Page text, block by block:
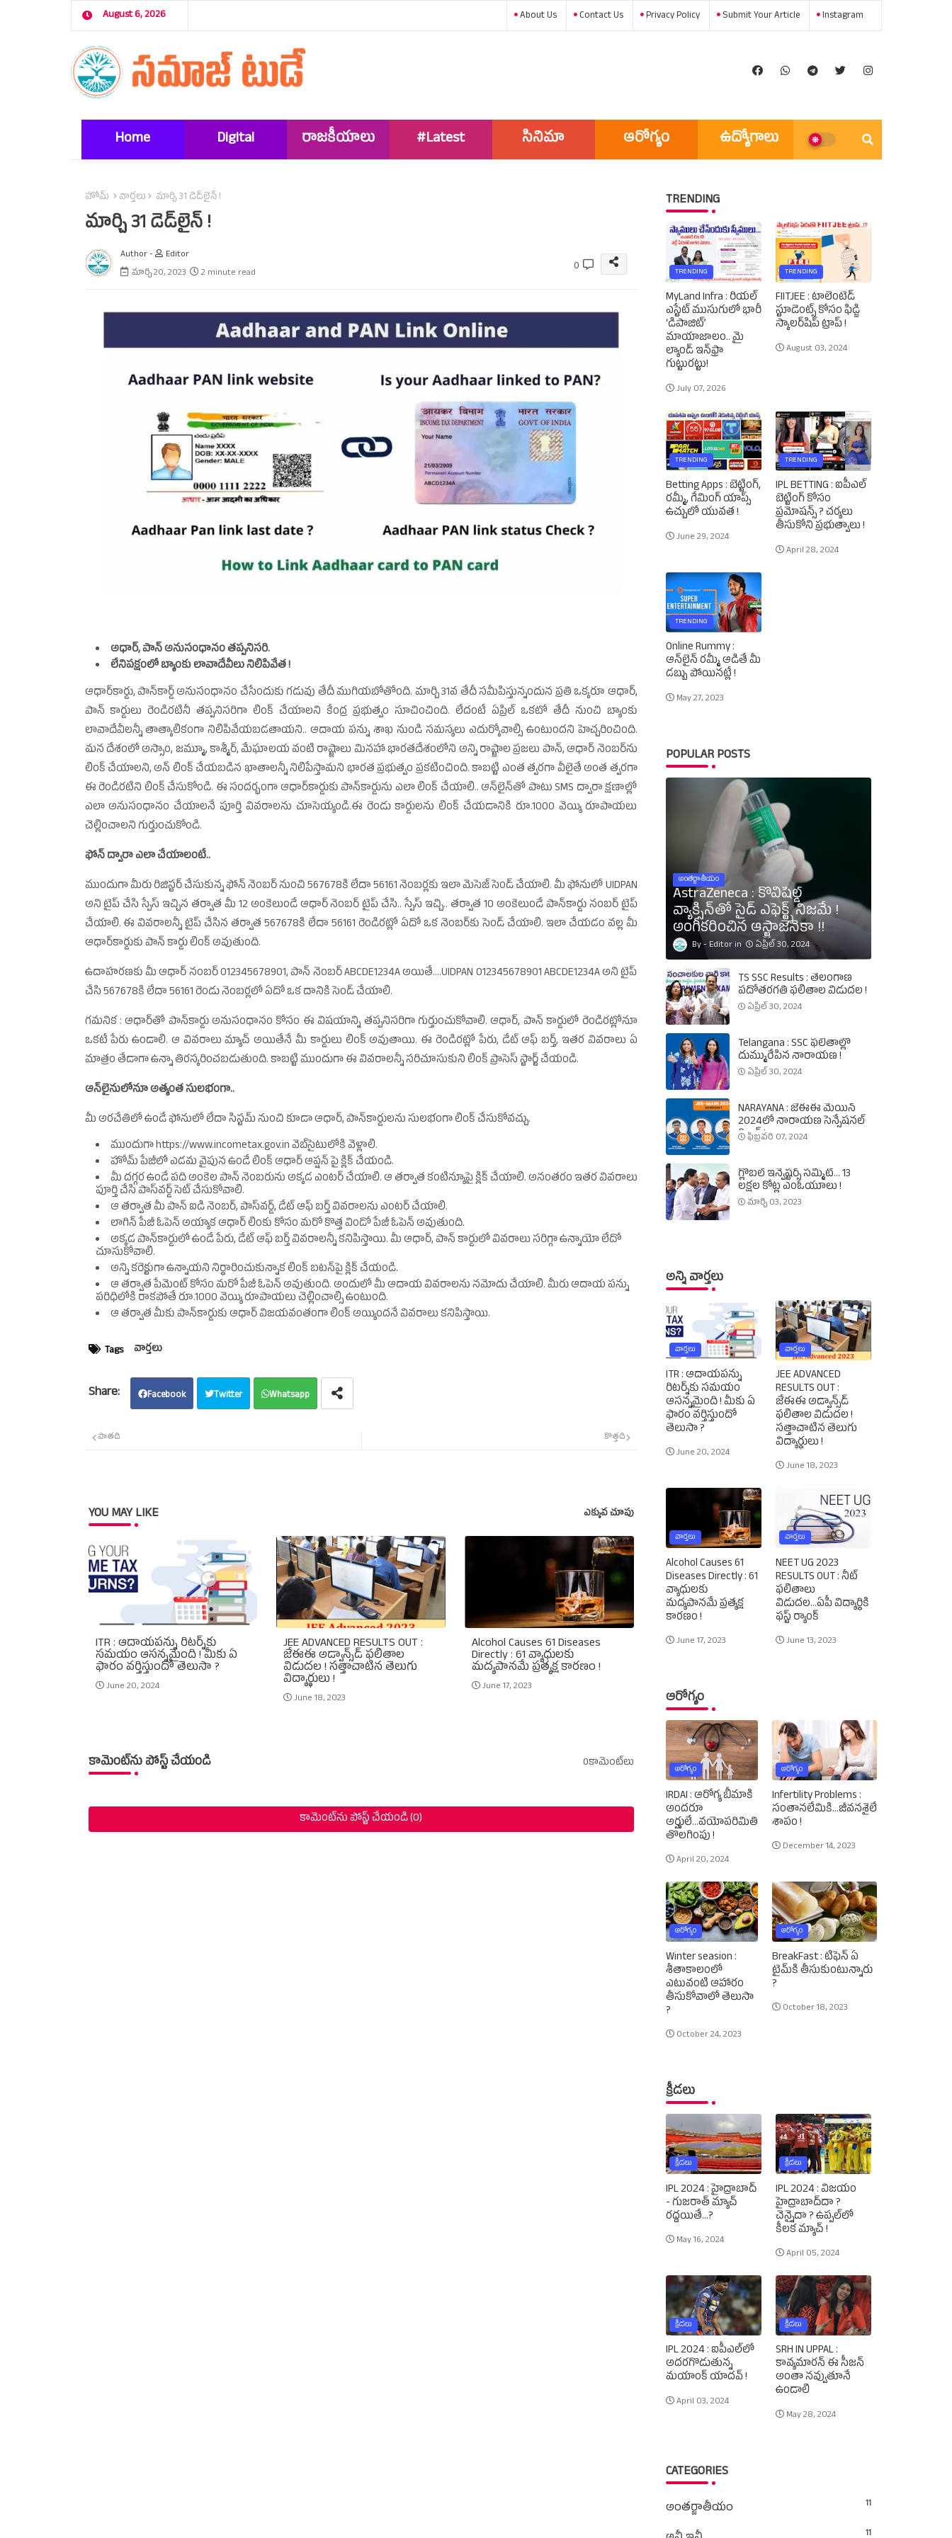
August 6, 2026 About Us Contact Us Privacy Policy Submit Your Article Instagram
Home
Digital
రాజకీయాలు
#Latest
సినిమా ఆరోగ్యం ఉద్యోగాలు అన్ని వార్తలు
హోమ్ వార్తలు మార్చి 31 డెడ్‌లైన్‌ !
మార్చి 31 డెడ్‌లైన్‌ !
Author -
Editor
మార్చి 20, 2023
2 minute read 0
అధార్‌, పాన్‌ అనుసంధానం తప్పనిసరి.
లేనిపక్షంలో బ్యాంకు లావాదేవీలు నిలిపివేత !
ఆధార్‌కార్డు, పాన్‌కార్డ్‌ అనుసంధానం చేసేందుకు గడువు తేదీ ముగియబోతోంది. మార్చి 31వ తేదీ సమీపిస్తున్నందున ప్రతి ఒక్కరూ ఆధార్‌,
పాన్‌ కార్డులు రెండిరటినీ తప్పనిసరిగా లింక్‌ చేయాలని కేంద్ర ప్రభుత్వం సూచించింది. లేదంటే ఏప్రిల్‌ ఒకటో తేదీ నుంచి బ్యాంకు
లావాదేవీలన్నీ తాత్కాలికంగా నిలిపివేయబడతాయని.. ఆదాయ పన్ను శాఖ నుండి సమస్యలు ఎదుర్కోవాల్సి ఉంటుందని హెచ్చరించింది.
మన దేశంలో అస్సాం, జమ్మూ, కాశ్మీర్‌, మేఘాలయ వంటి రాష్ట్రాలు మినహా భారతదేశంలోని అన్ని రాష్ట్రాల ప్రజలు పాన్‌, ఆధార్‌ నెంబర్‌ను
లింక్‌ చేయాలని, అన్‌ లింక్‌ చేయబడిన ఖాతాలన్నీ నిలిపేస్తామని భారత ప్రభుత్వం ప్రకటించింది. కాబట్టి ఎంత త్వరగా వీలైతే అంత త్వరగా
ఈ రెండిరటిని లింక్‌ చేసుకోండి. ఈ సందర్భంగా ఆధార్‌కార్డుకు పాన్‌కార్డును ఎలా లింక్‌ చేయాలి.. ఆన్‌లైన్‌తో పాటు SMS ద్వారా క్షణాల్లో
ఎలా అనుసంధానం చేయాలనే పూర్తి వివరాలను చూసెయ్యండి.ఈ రెండు కార్డులను లింక్‌ చేయడానికి రూ.1000 వెయ్యి రూపాయలు
చెల్లించాలని గుర్తుంచుకోండి.
ఫోన్‌ ద్వారా ఎలా చేయాలంటే..
ముందుగా మీరు రిజిస్టర్‌ చేసుకున్న ఫోన్‌ నెంబర్‌ నుంచి 567678కి లేదా 56161 నెంబర్లకు ఇలా మెసెజ్‌ సెండ్‌ చేయాలి. మీ ఫోనులో UIDPAN
అని టైప్‌ చేసి స్పేస్‌ ఇచ్చిన తర్వాత మీ 12 అంకెలుండే ఆధార్‌ నెంబర్‌ టైప్‌ చేసి.. స్పేస్‌ ఇచ్చి.. తర్వాత 10 అంకెలుండే పాన్‌కార్డు నంబర్‌ టైప్‌
చేయాలి. ఈ వివరాలన్నీ టైప్‌ చేసిన తర్వాత 567678కి లేదా 56161 రెండిరట్లో ఏదో ఒక నెంబర్‌కు సెండ్‌ చేయాలి. ఇలా చేయడం వల్ల మీ
ఆధార్‌కార్డుకు పాన్‌ కార్డు లింక్‌ అవుతుంది.
ఉదాహరణకు మీ ఆధార్‌ నంబర్‌ 012345678901, పాన్‌ నెంబర్‌ ABCDE1234A అయితే....UIDPAN 012345678901 ABCDE1234A అని టైప్‌
చేసి 567678కి లేదా 56161 రెండు నెంబర్లలో ఏదో ఒక దానికి సెండ్‌ చేయాలి.
గమనిక : ఆధార్‌తో పాన్‌కార్డు అనుసంధానం కోసం ఈ విషయాన్ని తప్పనిసరిగా గుర్తుంచుకోవాలి. ఆధార్‌, పాన్‌ కార్డులో రెండిరట్లోనూ
ఒకటే పేరు ఉండాలి. ఆ వివరాలు మ్యాచ్‌ అయితేనే మీ కార్డులు లింక్‌ అవుతాయి. ఈ రెండిరట్లో పేరు, డేట్‌ ఆఫ్‌ బర్త్‌, ఇతర వివరాలు ఏ
మాత్రం తేడాగా ఉన్నా తిరస్కరించబడుతుంది. కాబట్టి ముందుగా ఈ వివరాలన్నీ సరిచూసుకుని లింక్‌ ప్రాసెస్‌ స్టార్ట్‌ చేయండి.
ఆన్‌లైనులోనూ అత్యంత సులభంగా..
మీ అరచేతిలో ఉండే ఫోనులో లేదా సిస్టమ్‌ నుంచి కూడా ఆధార్‌, పాన్‌కార్డులను సులభంగా లింక్‌ చేసుకోవచ్చు.
ముందుగా https://www.incometax.gov.in వెబ్‌సైటులోకి వెళ్లాలి.
హోమ్‌ పేజీలో ఎడమ వైపున ఉండే లింక్‌ ఆధార్‌ ఆప్షన్‌ పై క్లిక్‌ చేయండి.
మీ దగ్గర ఉండే పది అంకెల పాన్‌ నెంబరును అక్కడ ఎంటర్‌ చేయాలి. ఆ తర్వాత కంటిన్యూపై క్లిక్‌ చేయాలి. అనంతరం ఇతర వివరాలు
పూర్తి చేసి పాస్‌వర్డ్‌ సెట్‌ చేసుకోవాలి.
ఆ తర్వాత మీ పాన్‌ ఐడి నెంబర్‌, పాస్‌వర్డ్‌, డేట్‌ ఆఫ్‌ బర్త్‌ వివరాలను ఎంటర్‌ చేయాలి.
లాగిన్‌ పేజీ ఓపెన్‌ అయ్యాక ఆధార్‌ లింకు కోసం మరో కొత్త విండో పేజీ ఓపెన్‌ అవుతుంది.
అక్కడ పాన్‌కార్డులో ఉండే పేరు, డేట్‌ ఆఫ్‌ బర్త్‌ వివరాలన్నీ కనిపిస్తాయి. మీ ఆధార్‌, పాన్‌ కార్డులో వివరాలు సరిగ్గా ఉన్నాయో లేదో
చూసుకోవాలి.
అన్ని కరెక్టుగా ఉన్నాయని నిర్ధారించుకున్నాక లింక్‌ బటన్‌పై క్లిక్‌ చేయండి.
ఆ తర్వాత పేమెంట్‌ కోసం మరో పేజీ ఓపెన్‌ అవుతుంది. అందులో మీ ఆదాయ వివరాలను నమోదు చేయాలి. మీరు ఆదాయ పన్ను
పరిధిలోకి రాకపోతే రూ.1000 వెయ్యి రూపాయలు చెల్లించాల్సి ఉంటుంది.
ఆ తర్వాత మీకు పాన్‌కార్డుకు ఆధార్‌ విజయవంతంగా లింక్‌ అయ్యిందనే వివరాలు కనిపిస్తాయి.
Tags వార్తలు
Facebook Twitter Whatsapp
కొత్తది
పాతది
YOU MAY LIKE ఎక్కువ చూపు
ITR : ఆదాయపన్ను రిటర్న్‌కు
సమయం ఆసన్నమైంది ! మీకు ఏ
ఫారం వర్తిస్తుందో తెలుసా ?
June 20, 2024
JEE ADVANCED RESULTS OUT :
జేఈఈ అడ్వాన్స్‌డ్‌ ఫలితాల
విడుదల ! సత్తాచాటిన తెలుగు
విద్యార్థులు !
June 18, 2023
Alcohol Causes 61 Diseases
Directly : 61 వ్యాధులకు
మద్యపానమే ప్రత్యక్ష కారణం !
June 17, 2023
కామెంట్‌ను పోస్ట్ చేయండి 0కామెంట్‌లు
కామెంట్‌ను పోస్ట్ చేయండి (0)
TRENDING
TRENDING
MyLand Infra : రియల్
ఎస్టేట్ ముసుగులో భారీ
‘డిపాజిట్’
మాయాజాలం.. మై
ల్యాండ్ ఇన్‌ఫ్రా
గుట్టురట్టు!
July 07, 2026
TRENDING
FIITJEE : టాలెంటెడ్‌
స్టూడెంట్స్‌ కోసం ఫిడ్జి
స్కాలర్‌షిప్‌ ట్రాప్‌ !
August 03, 2024
TRENDING
Betting Apps : బెట్టింగ్‌,
రమ్మీ, గేమింగ్‌ యాప్స్‌
ఉచ్చులో యువత !
June 29, 2024
TRENDING
IPL BETTING : ఐపీఎల్‌
బెట్టింగ్‌ కోసం
ప్రమోషన్స్‌ ? చర్యలు
తీసుకోని ప్రభుత్వాలు !
April 28, 2024
TRENDING
Online Rummy :
ఆన్‌లైన్‌ రమ్మీ ఆడితే మీ
డబ్బు పోయినట్లే !
May 27, 2023
POPULAR POSTS
అంతర్జాతీయం
AstraZeneca : కోవిషీల్డ్‌
వ్యాక్సిన్‌తో సైడ్‌ ఎఫెక్ట్స్‌ నిజమే !
అంగీకరించిన ఆస్ట్రాజెనెకా !!
Editor ఏప్రిల్ 30, 2024
TS SSC Results : తెలంగాణ
పదోతరగతి ఫలితాల విడుదల !
ఏప్రిల్ 30, 2024
Telangana : SSC ఫలితాల్లో
దుమ్మురేపిన నారాయణ !
ఏప్రిల్ 30, 2024
NARAYANA : జేఈఈ మెయిన్‌
2024లో నారాయణ సెన్సేషనల్‌
రికార్డ్‌ !
ఫిబ్రవరి 07, 2024
గ్లోబల్‌ ఇన్వెష్టర్స్‌ సమ్మిట్‌... 13
లక్షల కోట్ల ఎంఓయూలు !
మార్చి 03, 2023
అన్ని వార్తలు
వార్తలు
ITR : ఆదాయపన్ను
రిటర్న్‌కు సమయం
ఆసన్నమైంది ! మీకు ఏ
ఫారం వర్తిస్తుందో
తెలుసా ?
June 20, 2024
వార్తలు
JEE ADVANCED
RESULTS OUT :
జేఈఈ అడ్వాన్స్‌డ్‌
ఫలితాల విడుదల !
సత్తాచాటిన తెలుగు
విద్యార్థులు !
June 18, 2023
వార్తలు
Alcohol Causes 61
Diseases Directly : 61
వ్యాధులకు
మద్యపానమే ప్రత్యక్ష
కారణం !
June 17, 2023
వార్తలు
NEET UG 2023
RESULTS OUT : నీట్‌
ఫలితాలు
విడుదల...ఏపీ విద్యార్థికి
ఫస్ట్‌ ర్యాంక్‌
June 13, 2023
ఆరోగ్యం
ఆరోగ్యం
IRDAI : ఆరోగ్య బీమాకి
అందరూ
అర్హులే...వయోపరిమితి
తొలగింపు !
April 20, 2024
ఆరోగ్యం
Infertility Problems :
సంతానలేమికి...జీవనశైలే
శాపం !
December 14, 2023
ఆరోగ్యం
Winter seasion :
శీతాకాలంలో
ఎటువంటి ఆహారం
తీసుకోవాలో తెలుసా
?
October 24, 2023
ఆరోగ్యం
BreakFast : టిఫెన్‌ ఏ
టైమ్‌కి తీసుకుంటున్నారు
?
October 18, 2023
క్రీడలు
క్రీడలు
IPL 2024 : హైద్రాబాద్‌
- గుజరాత్‌ మ్యాచ్‌
రద్దయితే...?
May 16, 2024
క్రీడలు
IPL 2024 : విజయం
హైద్రాబాద్‌దా ?
చెన్నైదా ? ఉప్పల్‌లో
కీలక మ్యాచ్‌ !
April 05, 2024
క్రీడలు
IPL 2024 : ఐపీఎల్‌లో
అదరగొడుతున్న
మయాంక్‌ యాదవ్‌ !
April 03, 2024
క్రీడలు
SRH IN UPPAL :
కావ్యమారన్‌ ఈ సీజన్‌
అంతా నవ్వుతూనే
ఉండాలి
May 28, 2024
CATEGORIES
అంతర్జాతీయం 11
11